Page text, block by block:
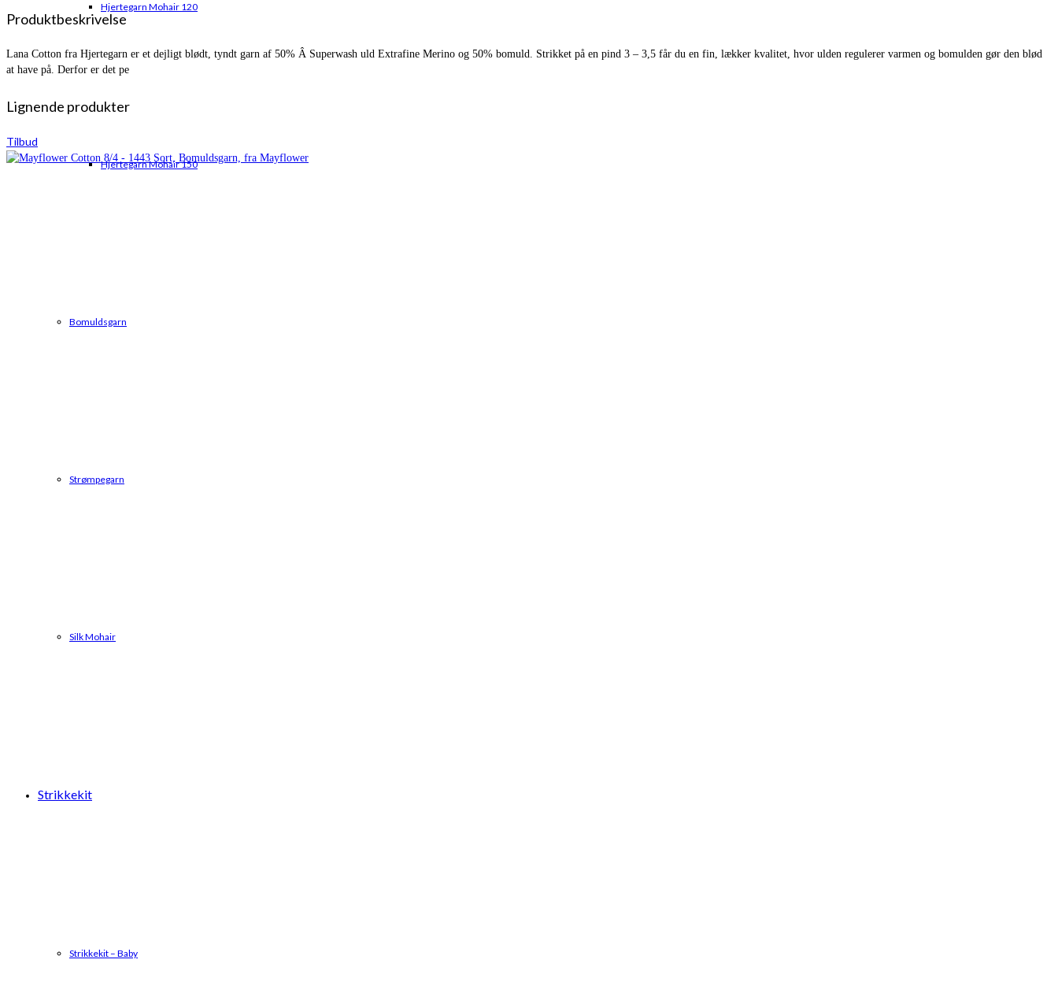
Hjertegarn Mohair 120
Hjertegarn Mohair 150
Bomuldsgarn
Strømpegarn
Silk Mohair
Strikkekit
Strikkekit – Baby
Produktbeskrivelse
Lana Cotton fra Hjertegarn er et dejligt blødt, tyndt garn af 50% Â Superwash uld Extrafine Merino og 50% bomuld. Strikket på en pind 3 – 3,5 får du en fin, lækker kvalitet, hvor ulden regulerer varmen og bomulden gør den blød
at have på. Derfor er det pe
Lignende produkter
Tilbud